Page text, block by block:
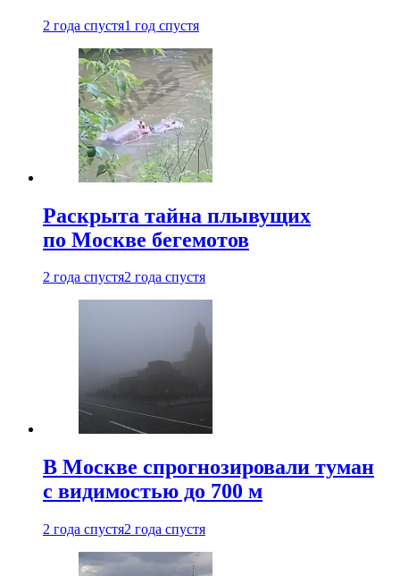
2 года спустя1 год спустя
Раскрыта тайна плывущих
по Москве бегемотов
2 года спустя2 года спустя
В Москве спрогнозировали туман
с видимостью до 700 м
2 года спустя2 года спустя